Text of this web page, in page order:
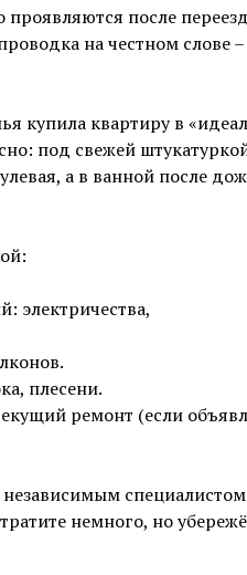
после
на честном слове
купила квартиру в
под свежей
а в ванной после
электричества,
плесени.
ремонт (если
немного, но